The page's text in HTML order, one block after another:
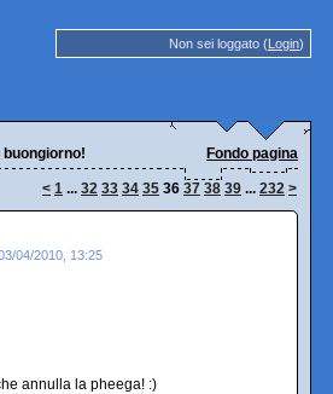
Non sei loggato (Login)
buongiorno! Fondo pagina
< 1 ... 32 33 34 35 36 37 38 39 ... 232 >
04/2010, 13:25
annulla la pheega! :)